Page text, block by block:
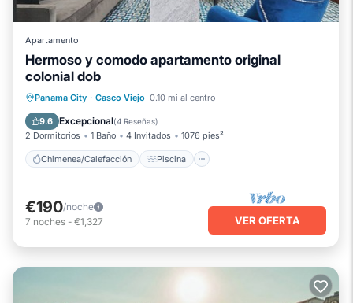
Apartamento
Hermoso y comodo apartamento original
colonial dob
Panama City · Casco Viejo 0.10 mi al centro
9.6 Excepcional(4 Reseñas)
2 Dormitorios 1 Baño 4 Invitados 1076 pies²
Chimenea/Calefacción Piscina
Chimenea/Calefacción
Piscina
Balcón/Terraza
€190/noche
7 noches - €1,327 VER OFERTA